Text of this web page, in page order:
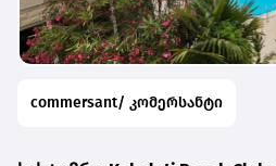
commersant/ კომერსანტი